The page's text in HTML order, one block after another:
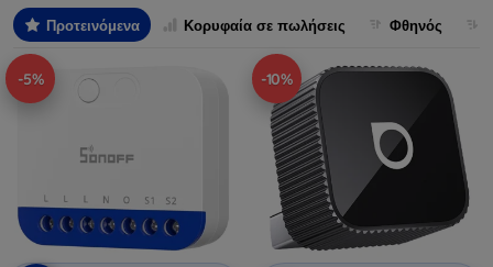
Προτεινόμενα Κορυφαία σε πωλήσεις Φθηνός
-5% -10%